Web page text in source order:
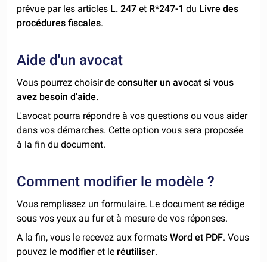
prévue par les articles L. 247 et R*247-1 du Livre des
procédures fiscales.
Aide d'un avocat
Vous pourrez choisir deconsulter un avocat si vous
avez besoin d'aide.
L'avocat pourra répondre à vos questions ou vous aider
dans vos démarches. Cette option vous sera proposée
à la fin du document.
Comment modifier le modèle ?
Vous remplissez un formulaire. Le document se rédige
sous vos yeux au fur et à mesure de vos réponses.
A la fin, vous le recevez aux formatsWord et PDF. Vous
pouvez le modifier et le réutiliser.